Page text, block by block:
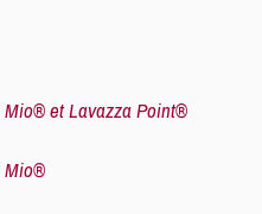
et Lavazza Point®
Mio®